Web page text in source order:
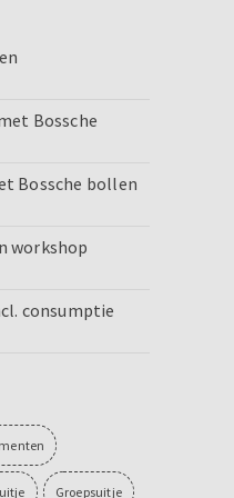
Bossche
Bossche bollen
workshop
consumptie
Groepsuitje